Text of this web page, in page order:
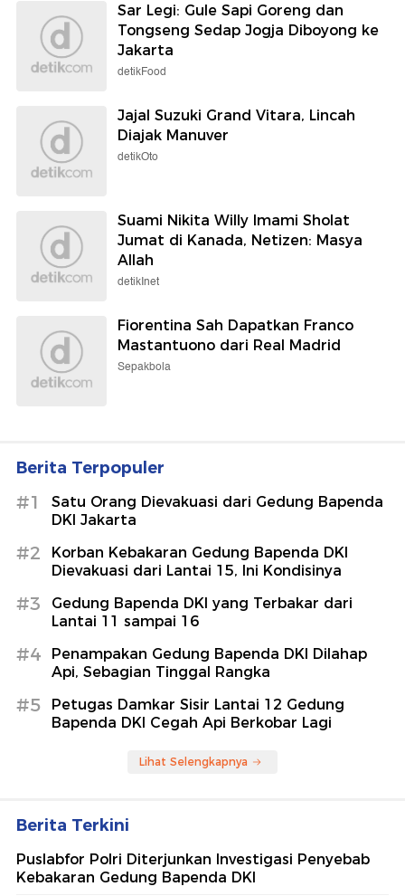
Sar Legi: Gule Sapi Goreng dan
Tongseng Sedap Jogja Diboyong ke
Jakarta
detikFood
Jajal Suzuki Grand Vitara, Lincah
Diajak Manuver
detikOto
Suami Nikita Willy Imami Sholat
Jumat di Kanada, Netizen: Masya
Allah
detikInet
Fiorentina Sah Dapatkan Franco
Mastantuono dari Real Madrid
Sepakbola
Berita Terpopuler
#1
Satu Orang Dievakuasi dari Gedung Bapenda
DKI Jakarta
#2
Korban Kebakaran Gedung Bapenda DKI
Dievakuasi dari Lantai 15, Ini Kondisinya
#3
Gedung Bapenda DKI yang Terbakar dari
Lantai 11 sampai 16
#4
Penampakan Gedung Bapenda DKI Dilahap
Api, Sebagian Tinggal Rangka
#5
Petugas Damkar Sisir Lantai 12 Gedung
Bapenda DKI Cegah Api Berkobar Lagi
Lihat Selengkapnya
Berita Terkini
Puslabfor Polri Diterjunkan Investigasi Penyebab
Kebakaran Gedung Bapenda DKI